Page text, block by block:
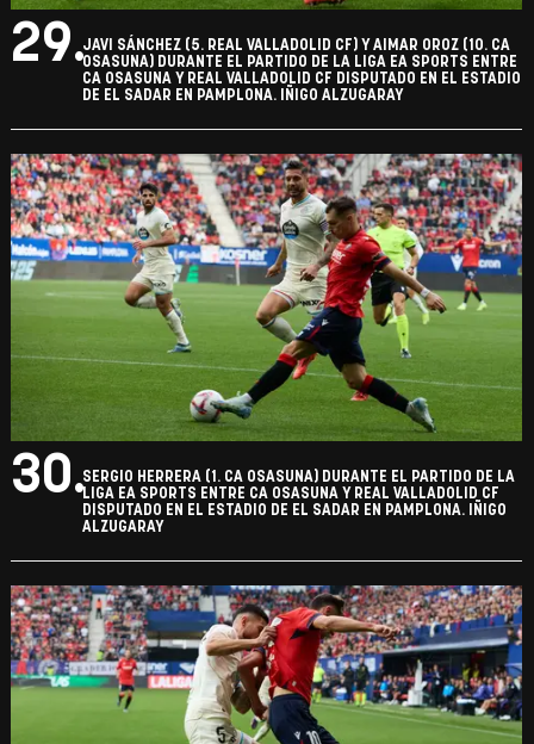
29.JAVI SÁNCHEZ (5. REAL VALLADOLID CF) Y AIMAR OROZ (10. CA
OSASUNA) DURANTE EL PARTIDO DE LA LIGA EA SPORTS ENTRE
CA OSASUNA Y REAL VALLADOLID CF DISPUTADO EN EL ESTADIO
DE EL SADAR EN PAMPLONA. IÑIGO ALZUGARAY
30.SERGIO HERRERA (1. CA OSASUNA) DURANTE EL PARTIDO DE LA
LIGA EA SPORTS ENTRE CA OSASUNA Y REAL VALLADOLID CF
DISPUTADO EN EL ESTADIO DE EL SADAR EN PAMPLONA. IÑIGO
ALZUGARAY